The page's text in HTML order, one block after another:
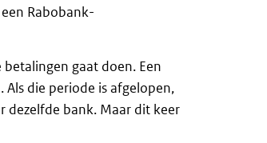
Rabobank-
gaat doen. Een
die periode is afgelopen,
dezelfde bank. Maar dit keer